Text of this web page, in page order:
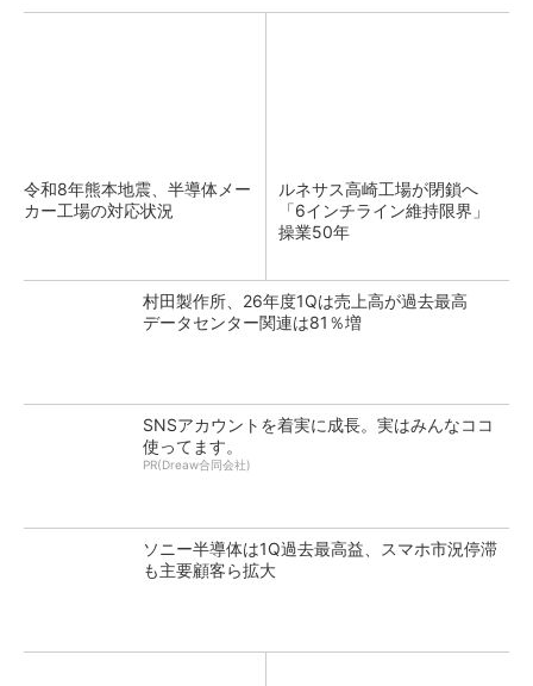
令和8年熊本地震、半導体メー
カー工場の対応状況
ルネサス高崎工場が閉鎖へ
「6インチライン維持限界」
操業50年
村田製作所、26年度1Qは売上高が過去最高
データセンター関連は81％増
SNSアカウントを着実に成長。実はみんなココ
使ってます。
PR(Dreaw合同会社)
ソニー半導体は1Q過去最高益、スマホ市況停滞
も主要顧客ら拡大